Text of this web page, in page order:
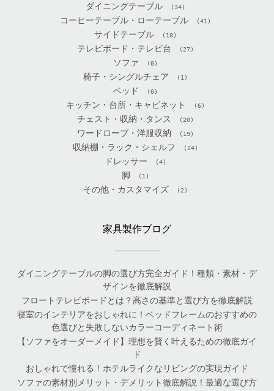
ダイニングテーブル (34)
コーヒーテーブル・ローテーブル (41)
サイドテーブル (18)
テレビボード・テレビ台 (27)
ソファ (0)
椅子・シングルチェア (1)
ベッド (0)
キッチン・台所・キャビネット (6)
チェスト・収納・タンス (20)
ワードローブ・洋服収納 (19)
収納棚・ラック・シェルフ (24)
ドレッサー (4)
脚 (1)
その他・カスタマイズ (2)
家具製作ブログ
ダイニングテーブルの脚の選び方完全ガイド！種類・素材・デ
ザインを徹底解説
フロートテレビボードとは？高さの基準と選び方を徹底解説
寝室のインテリアをおしゃれに！ベッドフレームのおすすめの
色選びと失敗しないカラーコーディネート術
【ソファをオーダーメイド】理想を賢く叶えるための徹底ガイ
ド
おしゃれで憧れる！ホテルライクなリビングの実現ガイド
ソファの素材別メリット・デメリット徹底解説！最適な選び方